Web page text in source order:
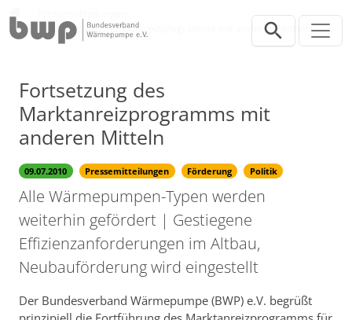
Fortsetzung des Marktanreizprogramms mit anderen Mitteln
Fortsetzung des
Marktanreizprogramms mit
anderen Mitteln
09.07.2010 Pressemitteilungen Förderung Politik
Alle Wärmepumpen-Typen werden
weiterhin gefördert | Gestiegene
Effizienzanforderungen im Altbau,
Neubauförderung wird eingestellt
Der Bundesverband Wärmepumpe (BWP) e.V. begrüßt